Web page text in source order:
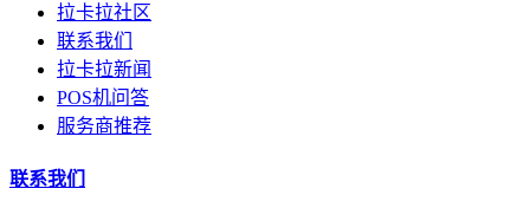
拉卡拉社区
联系我们
拉卡拉新闻
POS机问答
服务商推荐
联系我们